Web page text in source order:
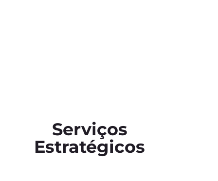
Serviços
Estratégicos